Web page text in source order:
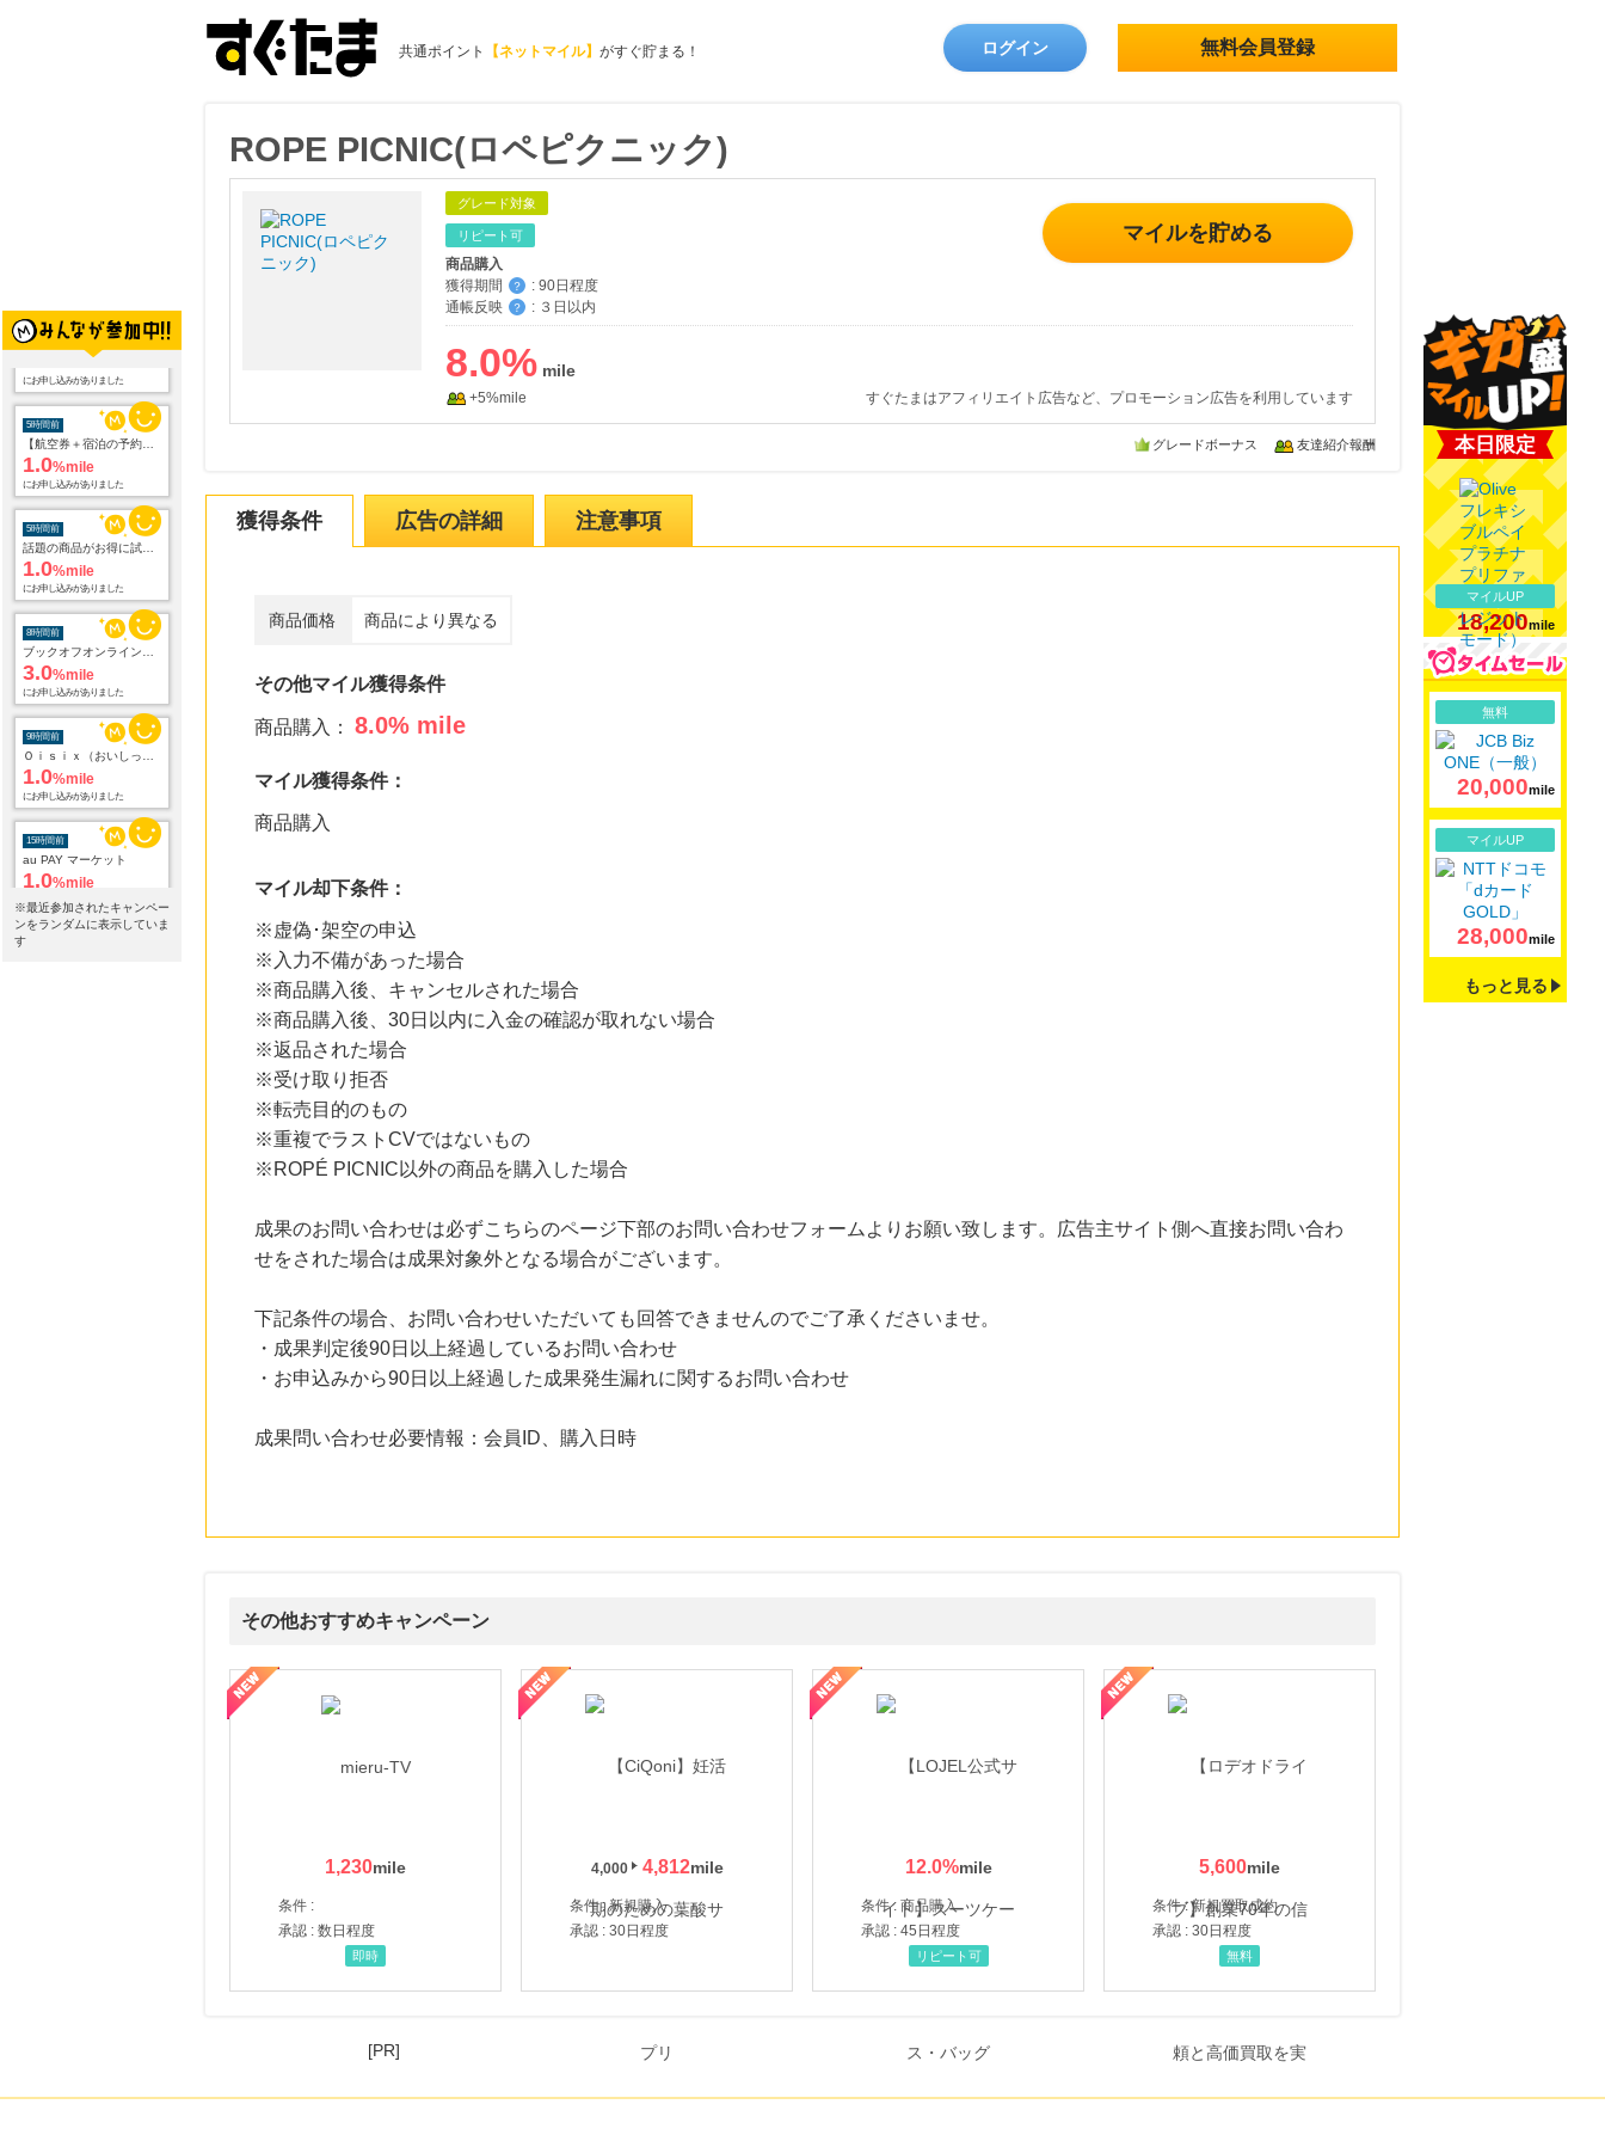
共通ポイント 【ネットマイル】 がすぐ貯まる！ ログイン 無料会員登録
【航空券＋宿泊の予約はこちら】じゃらんパック
1.0%mile
にお申し込みがありました
話題の商品がお得に試せる【サンプル百貨店】ちょっプル申込
1.0%mile
にお申し込みがありました
ブックオフオンライン販売
3.0%mile
にお申し込みがありました
Ｏｉｓｉｘ（おいしっくす）
1.0%mile
にお申し込みがありました
au PAY マーケット
1.0%mile
にお申し込みがありました
23時間前
楽天ブックス
※最近参加されたキャンペー
ンをランダムに表示していま
す
ROPE PICNIC(ロペピクニック)
グレード対象
リピート可
商品購入
獲得期間
？ : 90日程度
通帳反映
？ : ３日以内
マイルを貯める
8.0%
+5%mile すぐたまはアフィリエイト広告など、プロモーション広告を利用しています
グレードボーナス 友達紹介報酬
獲得条件 広告の詳細 注意事項
商品価格 商品により異なる
その他マイル獲得条件
商品購入： 8.0% mile
マイル獲得条件：
商品購入
マイル却下条件：
※虚偽･架空の申込
※入力不備があった場合
※商品購入後、キャンセルされた場合
※商品購入後、30日以内に入金の確認が取れない場合
※返品された場合
※受け取り拒否
※転売目的のもの
※重複でラストCVではないもの
※ROPÉ PICNIC以外の商品を購入した場合
成果のお問い合わせは必ずこちらのページ下部のお問い合わせフォームよりお願い致します。広告主サイト側へ直接お問い合わ
せをされた場合は成果対象外となる場合がございます。
下記条件の場合、お問い合わせいただいても回答できませんのでご了承くださいませ。
・成果判定後90日以上経過しているお問い合わせ
・お申込みから90日以上経過した成果発生漏れに関するお問い合わせ
成果問い合わせ必要情報：会員ID、購入日時
その他おすすめキャンペーン
1,230
条件 :
承認 : 数日程度
即時
4,000 4,812
条件 : 新規購入
承認 : 30日程度
12.0%
条件 : 商品購入
承認 : 45日程度
【LOJEL公式サイト】スーツケース・バッグ
リピート可
5,600
条件 : 新規買取成約
承認 : 30日程度
【ロデオドライブ】創業70年の信頼と高価買取を実現！ブランド品・貴金属の無料査定
無料
本日限定
マイルUP
18,200mile
無料
20,000mile
マイルUP
28,000mile
もっと見る
[PR]